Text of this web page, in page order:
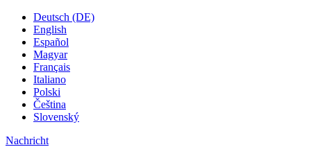
Deutsch (DE)
English
Español
Magyar
Français
Italiano
Polski
Čeština
Slovenský
Nachricht